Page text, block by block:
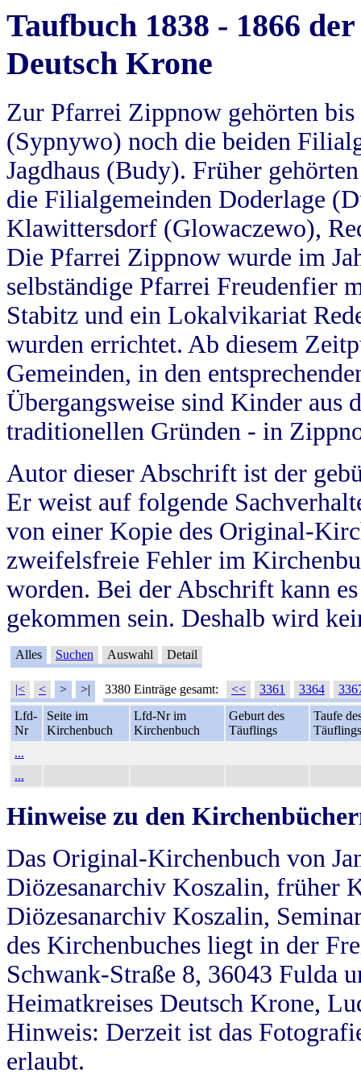
Taufbuch 1838 - 1866
Deutsch Krone
Zur Pfarrei Zippnow gehörten
(Sypnywo) noch die beiden
Jagdhaus (Budy). Früher
die Filialgemeinden Doderlage
Klawittersdorf (Glowaczewo),
Die Pfarrei Zippnow wurde im
selbständige Pfarrei Freudenfier
Stabitz und ein Lokalvikariat
wurden errichtet. Ab diesem
Gemeinden, in den
Übergangsweise sind Kinder aus
traditionellen Gründen - in
Autor dieser Abschrift ist der
Er weist auf folgende
von einer Kopie des Original-
zweifelsfreie Fehler im
worden. Bei der Abschrift kann
gekommen sein. Deshalb wird
Alles Suchen Auswahl Detail
|< < > >| 3380 Einträge gesamt: << 3361 3364
Lfd-
Nr
Seite im
Kirchenbuch
Lfd-Nr im
Kirchenbuch
Geburt des
Täuflings
Taufe
Täuflings
...
...
Hinweise zu den
Das Original-Kirchenbuch von
Diözesanarchiv Koszalin, früher
Diözesanarchiv Koszalin,
des Kirchenbuches liegt in der
Schwank-Straße 8, 36043 Fulda
Heimatkreises Deutsch Krone,
Hinweis: Derzeit ist das
erlaubt.